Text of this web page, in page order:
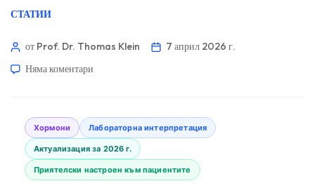
СТАТИИ
от Prof. Dr. Thomas Klein
7 април 2026 г.
Няма коментари
Хормони Лабораторна интерпретация
Актуализация за 2026 г.
Приятелски настроен към пациентите